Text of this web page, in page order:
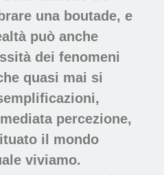
una boutade, e
può anche
dei fenomeni
quasi mai si
percezione,
il mondo
viviamo.